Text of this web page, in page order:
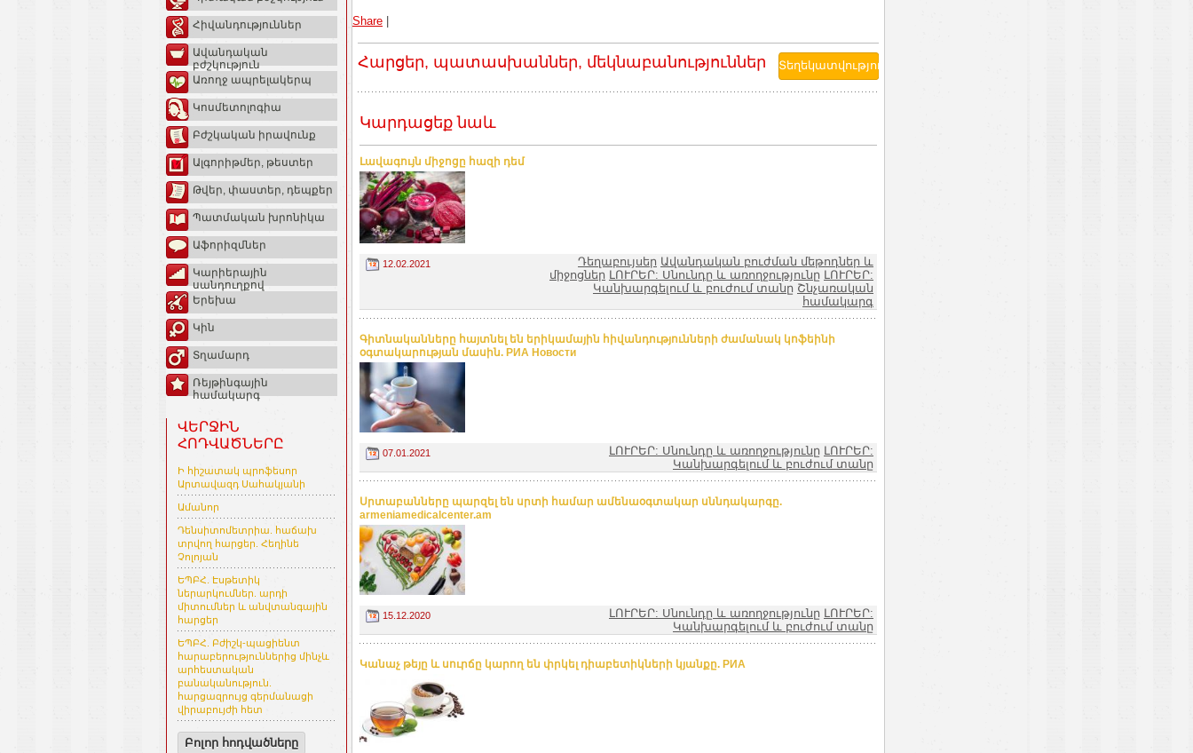
Հիվանդություններ
Ավանդական
բժշկություն
Առողջ ապրելակերպ
Կոսմետոլոգիա
Բժշկական իրավունք
Ալգորիթմեր, թեստեր
Թվեր, փաստեր, դեպքեր
Պատմական խրոնիկա
Աֆորիզմներ
Կարիերային
սանդուղքով
Երեխա
Կին
Տղամարդ
Ռեյթինգային
համակարգ
ՎԵՐՋԻՆ
ՀՈԴՎԱԾՆԵՐԸ
Ի հիշատակ պրոֆեսոր
Արտավազդ Սահակյանի
Ամանոր
Դենսիտոմետրիա. հաճախ
տրվող հարցեր. Հեղինե
Չոլոյան
ԵՊԲՀ. Էսթետիկ
ներարկումներ. արդի
միտումներ և անվտանգային
հարցեր
ԵՊԲՀ. Բժիշկ-պացիենտ
հարաբերություններից մինչև
արհեստական
բանականություն.
հարցազրույց գերմանացի
վիրաբույժի հետ
Բոլոր հոդվածները
Share
Հարցեր, պատասխաններ, մեկնաբանություններ
Կարդացեք նաև
Լավագույն միջոցը հազի դեմ
12.02.2021 Դեղաբույսեր Ավանդական բուժման մեթոդներ և
միջոցներ ԼՈՒՐԵՐ: Սնունդը և առողջությունը ԼՈՒՐԵՐ:
Կանխարգելում և բուժում տանը Շնչառական
համակարգ
Գիտնականները հայտնել են երիկամային հիվանդությունների ժամանակ կոֆեինի
օգտակարության մասին. РИА Новости
07.01.2021 ԼՈՒՐԵՐ: Սնունդը և առողջությունը ԼՈՒՐԵՐ:
Կանխարգելում և բուժում տանը
Սրտաբանները պարզել են սրտի համար ամենաօգտակար սննդակարգը.
armeniamedicalcenter.am
15.12.2020 ԼՈՒՐԵՐ: Սնունդը և առողջությունը ԼՈՒՐԵՐ:
Կանխարգելում և բուժում տանը
Կանաչ թեյը և սուրճը կարող են փրկել դիաբետիկների կյանքը. РИА